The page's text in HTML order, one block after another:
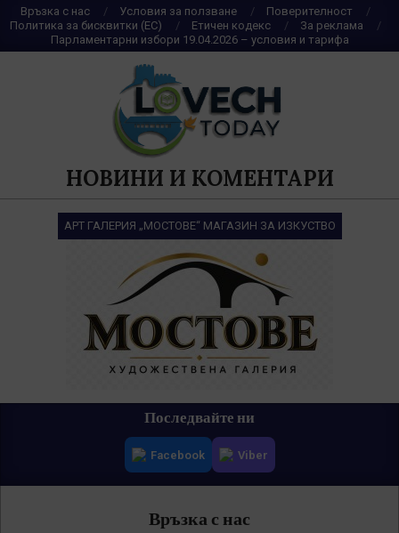
Skip
to
content
Връзка с нас Условия за ползване
Поверителност
Политика за бисквитки (ЕС)
Етичен кодекс
За реклама
Парламентарни избори 19.04.2026 – условия и тарифа
НОВИНИ И КОМЕНТАРИ
АРТ ГАЛЕРИЯ „МОСТОВЕ“ МАГАЗИН ЗА ИЗКУСТВО
Последвайте ни
Facebook Viber
Връзка с нас